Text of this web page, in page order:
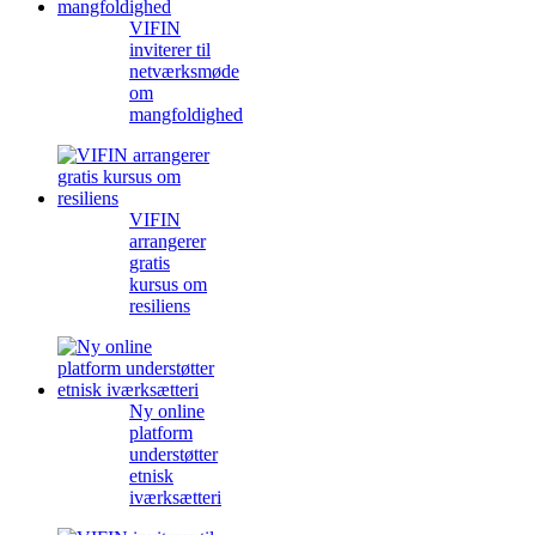
VIFIN
inviterer til
netværksmøde
om
mangfoldighed
VIFIN
arrangerer
gratis
kursus om
resiliens
Ny online
platform
understøtter
etnisk
iværksætteri